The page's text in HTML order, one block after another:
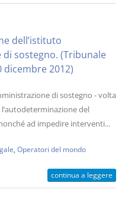
dell’istituto
di sostegno. (Tribunale
dicembre 2012)
di sostegno - volta
del
ad impedire interventi...
Operatori del mondo
continua a leggere